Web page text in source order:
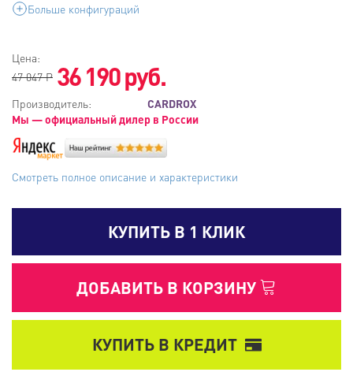
8 ядер / 4Gb / 64Gb / Wi-Fi / 4G / DSP / QLED 2K 2000x1200 /
8 ядер / 6Gb / 128Gb / Wi-Fi / 4G / DSP / QLED 2K 2000x1200 /
Carplay / Optic
8 ядер / 8Gb / 128Gb / Wi-Fi / 4G / DSP / Carplay / Optic
8 ядер / 8Gb / 128Gb / Wi-Fi / 4G / DSP / QLED 2K 2000x1200 /
8 ядер / 8Gb / 256Gb / Wi-Fi / 4G / DSP / Carplay / Optic
Больше конфигураций
Цена:
47 047 Р 36 190руб.
Производитель:
CARDROX
Мы — официальный дилер в России
Смотреть полное описание и характеристики
КУПИТЬ В 1 КЛИК
ДОБАВИТЬ В КОРЗИНУ
КУПИТЬ В КРЕДИТ